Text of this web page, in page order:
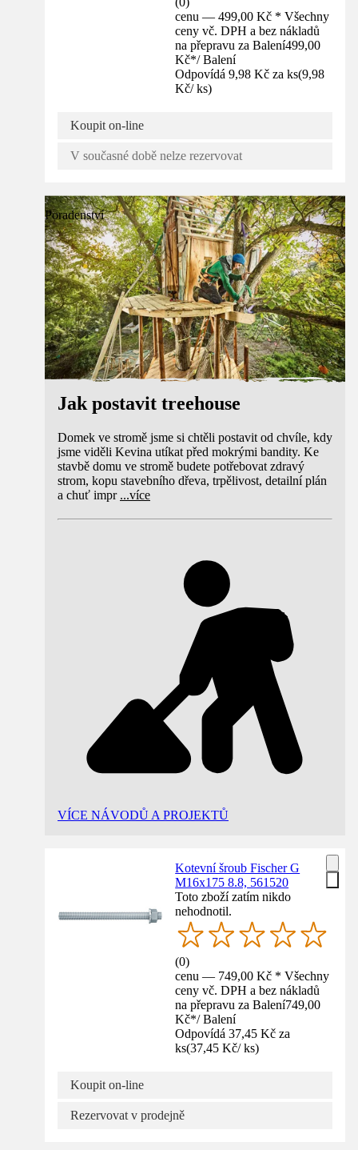
cenu — 499,00 Kč * Všechny
ceny vč. DPH a bez nákladů
na přepravu za Balení499,00
Kč*/ Balení
Odpovídá 9,98 Kč za ks(9,98
Kč/ ks)
Koupit on-line
V současné době nelze rezervovat
Poradenství
Jak postavit treehouse
Domek ve stromě jsme si chtěli postavit od chvíle, kdy
jsme viděli Kevina utíkat před mokrými bandity. Ke
stavbě domu ve stromě budete potřebovat zdravý
strom, kopu stavebního dřeva, trpělivost, detailní plán
a chuť impr ...více
VÍCE NÁVODŮ A PROJEKTŮ
Kotevní šroub Fischer G
M16x175 8.8, 561520
Toto zboží zatím nikdo
nehodnotil.
(0)
cenu — 749,00 Kč * Všechny
ceny vč. DPH a bez nákladů
na přepravu za Balení749,00
Kč*/ Balení
Odpovídá 37,45 Kč za
ks(37,45 Kč/ ks)
Koupit on-line
Rezervovat v prodejně